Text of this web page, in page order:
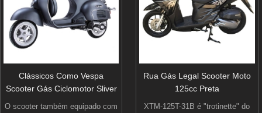
pintura de duplo estágio, assento
de poliuretano de alta qualidade.
Clássicos Como Vespa
Scooter Gás Ciclomotor Sliver
O scooter também equipado com
Rua Gás Legal Scooter Moto
125cc Preta
XTM-125T-31B é "trotinette" do